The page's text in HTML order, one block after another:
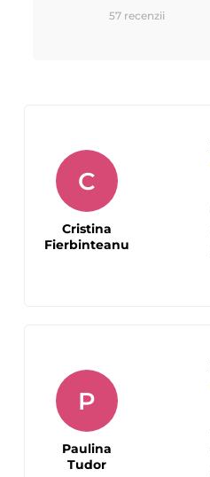
57 recenzii
C
Cristina
Fierbinteanu
P
Paulina
Tudor